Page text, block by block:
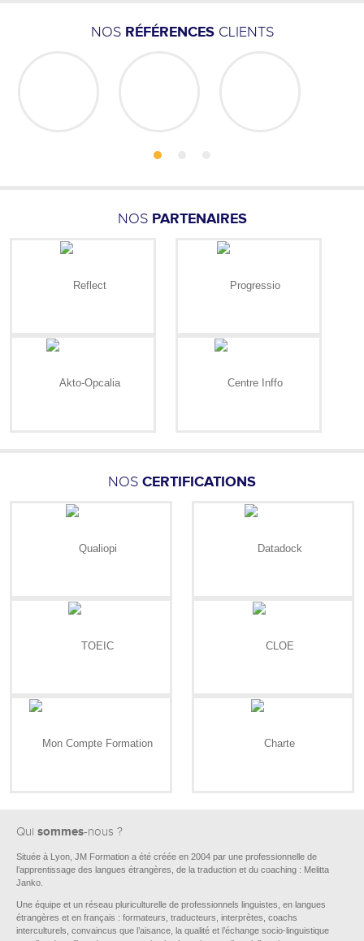
NOS RÉFÉRENCESCLIENTS
NOS PARTENAIRES
NOS CERTIFICATIONS
Qui sommes-nous ?
Située à Lyon, JM Formation a été créée en 2004 par une professionnelle de
l’apprentissage des langues étrangères, de la traduction et du coaching : Melitta
Janko.
Une équipe et un réseau pluriculturelle de professionnels linguistes, en langues
étrangères et en français : formateurs, traducteurs, interprètes, coachs
interculturels, convaincus que l’aisance, la qualité et l’échange socio-linguistique